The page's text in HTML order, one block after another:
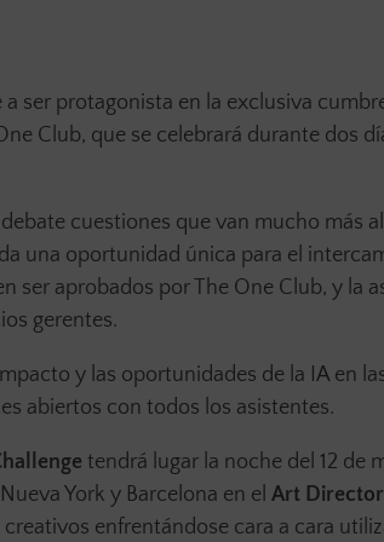
ser protagonista en la exclusiva
Club, que se celebrará durante dos
cuestiones que van mucho más
una oportunidad única para el
ser aprobados por The One Club, y la
gerentes.
y las oportunidades de la IA en
abiertos con todos los asistentes.
tendrá lugar la noche del 12 de
York y Barcelona en el Art
enfrentándose cara a cara